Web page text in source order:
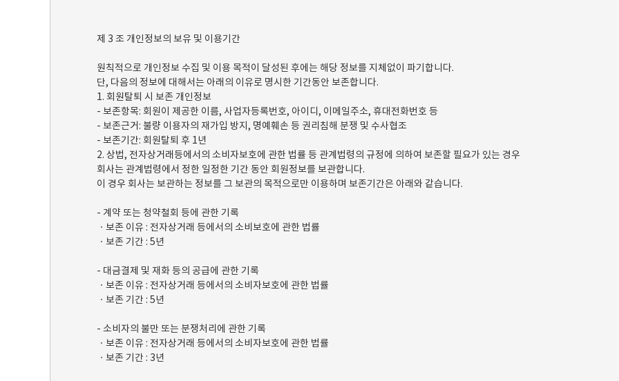
제 3 조 개인정보의 보유 및 이용기간
원칙적으로 개인정보 수집 및 이용 목적이 달성된 후에는 해당 정보를 지체없이 파기합니다.
단, 다음의 정보에 대해서는 아래의 이유로 명시한 기간동안 보존합니다.
1. 회원탈퇴 시 보존 개인정보
- 보존항목: 회원이 제공한 이름, 사업자등록번호, 아이디, 이메일주소, 휴대전화번호 등
- 보존근거: 불량 이용자의 재가입 방지, 명예훼손 등 권리침해 분쟁 및 수사협조
- 보존기간: 회원탈퇴 후 1년
2. 상법, 전자상거래등에서의 소비자보호에 관한 법률 등 관계법령의 규정에 의하여 보존할 필요가 있는 경우
회사는 관계법령에서 정한 일정한 기간 동안 회원정보를 보관합니다.
이 경우 회사는 보관하는 정보를 그 보관의 목적으로만 이용하며 보존기간은 아래와 같습니다.
- 계약 또는 청약철회 등에 관한 기록
ㆍ보존 이유 : 전자상거래 등에서의 소비보호에 관한 법률
ㆍ보존 기간 : 5년
- 대금결제 및 재화 등의 공급에 관한 기록
ㆍ보존 이유 : 전자상거래 등에서의 소비자보호에 관한 법률
ㆍ보존 기간 : 5년
- 소비자의 불만 또는 분쟁처리에 관한 기록
ㆍ보존 이유 : 전자상거래 등에서의 소비자보호에 관한 법률
ㆍ보존 기간 : 3년